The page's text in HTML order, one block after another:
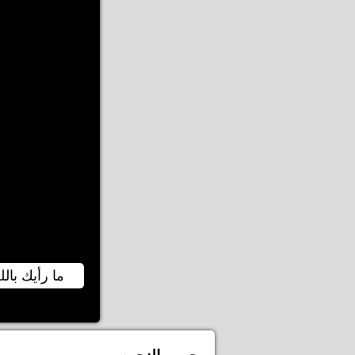
ما رأيك